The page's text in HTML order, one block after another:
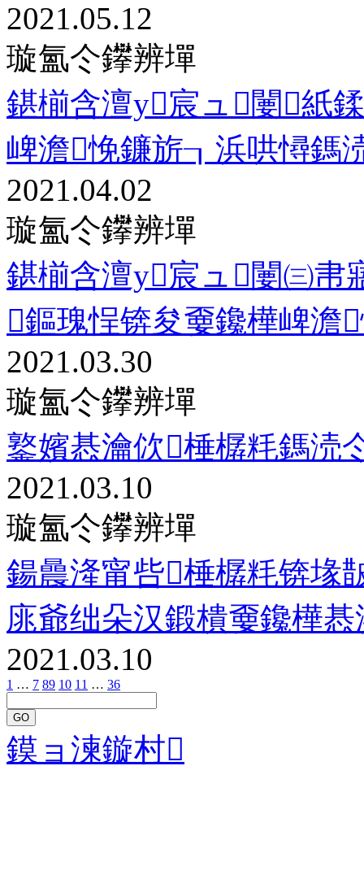
2021.05.12
璇氳仒鑻辨墠
鍖椾含澶у宸ュ闄紙
崥澹悗鐮旂┒浜哄憳鎷
2021.04.02
璇氳仒鑻辨墠
鍖椾含澶у宸ュ闄㈢
鏂瑰悜锛夋嫑鑱樺崥
2021.03.30
璇氳仒鑻辨墠
鐜嬪惎瀹佽棰樼粍鎷
2021.03.10
璇氳仒鑻辨墠
鍚曟湰甯呰棰樼粍锛堟
庣爺绌朵汉鍛樻嫑鑱樺
2021.03.10
1 … 7 89 10 11 … 36
GO
鏌ョ湅鏇村